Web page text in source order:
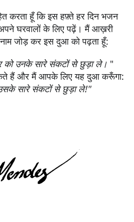
करता हूँ कि इस हफ़्ते हर दिन भजन
घरवालों के लिए पढ़ें। मैं आख़री
जोड़ कर इस दुआ को पढ़ता हूँ:
को उनके सारे संकटों से छुड़ा ले। "
हैं और मैं आपके लिए यह दुआ करूँगा:
सारे संकटों से छुड़ा ले!"